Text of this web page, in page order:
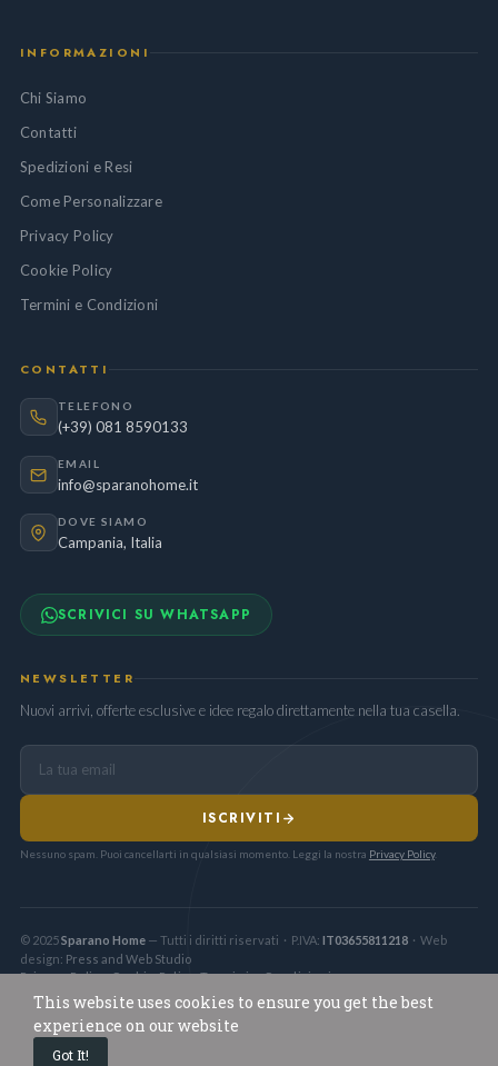
INFORMAZIONI
Chi Siamo
Contatti
Spedizioni e Resi
Come Personalizzare
Privacy Policy
Cookie Policy
Termini e Condizioni
CONTATTI
TELEFONO
(+39) 081 8590133
EMAIL
info@sparanohome.it
DOVE SIAMO
Campania, Italia
SCRIVICI SU WHATSAPP
NEWSLETTER
Nuovi arrivi, offerte esclusive e idee regalo direttamente nella tua casella.
ISCRIVITI
Nessuno spam. Puoi cancellarti in qualsiasi momento. Leggi la nostra Privacy Policy.
© 2025Sparano Home— Tutti i diritti riservati · P.IVA: IT03655811218· Web
design: Press and Web Studio
Privacy Policy·Cookie Policy·Termini e Condizioni
This website uses cookies to ensure you get the best
experience on our website
Got It!